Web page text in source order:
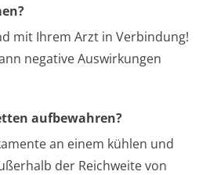
mit Ihrem Arzt in Verbindung!
negative Auswirkungen
aufbewahren?
an einem kühlen und
der Reichweite von